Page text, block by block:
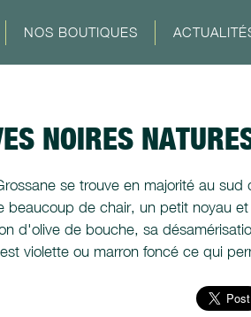
NOS BOUTIQUES
NOIRES
se trouve en majorité au sud
beaucoup de chair, un petit noyau
d'olive de bouche, sa
violette ou marron foncé ce qui